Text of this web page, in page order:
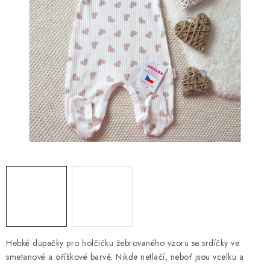
KONTAKTY
HODNOCENÍ OBCHODU
Kontakty Proč AMÁLKA?
Doprava a platba
Tabulka velikostí
Postup pro vrácení a výměnu
Velkoobchod
Obchodní podmínky
Podmínky ochrany osobních údajů
Blog
Hebké dupačky pro holčičku žebrovaného vzoru se srdíčky ve
smetanové a oříškové barvě. Nikde netlačí, neboť jsou vcelku a